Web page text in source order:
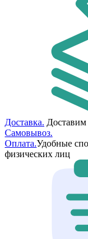
Доставка. Доставим
Самовывоз.
Оплата.Удобные
физических лиц